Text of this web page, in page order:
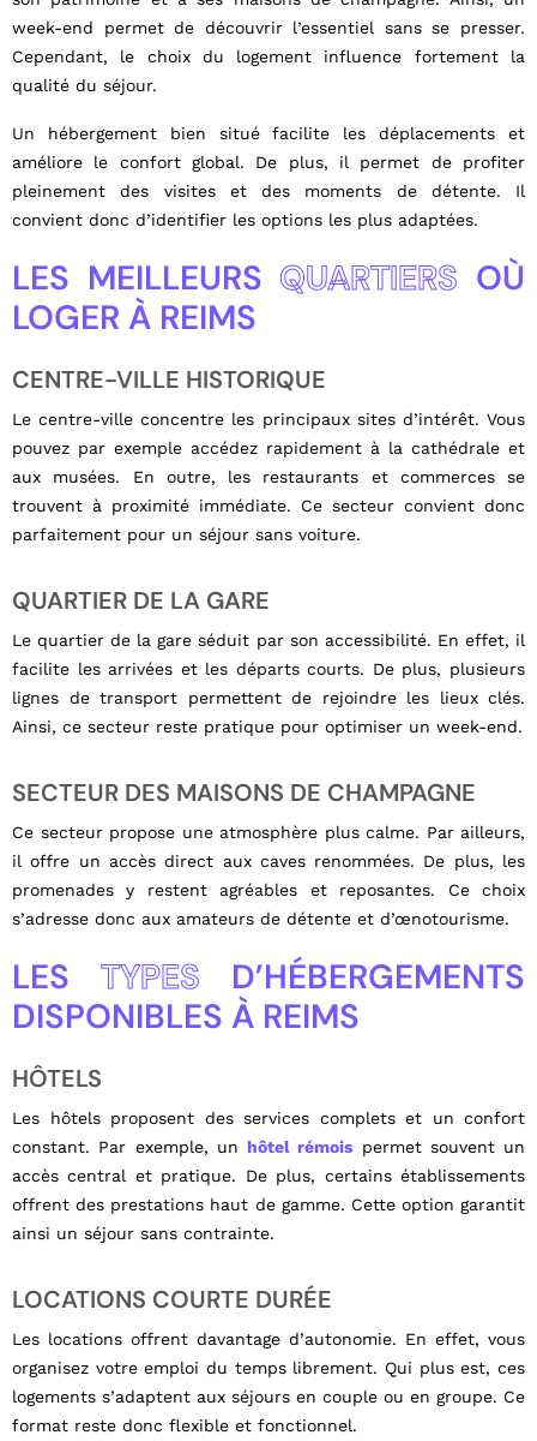
week-end permet de découvrir l’essentiel sans se presser.
Cependant, le choix du logement influence fortement la
qualité du séjour.
Un hébergement bien situé facilite les déplacements et
améliore le confort global. De plus, il permet de profiter
pleinement des visites et des moments de détente. Il
convient donc d’identifier les options les plus adaptées.
LES MEILLEURSQUARTIERS OÙ
LOGER À REIMS
CENTRE-VILLE HISTORIQUE
Le centre-ville concentre les principaux sites d’intérêt. Vous
pouvez par exemple accédez rapidement à la cathédrale et
aux musées. En outre, les restaurants et commerces se
trouvent à proximité immédiate. Ce secteur convient donc
parfaitement pour un séjour sans voiture.
QUARTIER DE LA GARE
Le quartier de la gare séduit par son accessibilité. En effet, il
facilite les arrivées et les départs courts. De plus, plusieurs
lignes de transport permettent de rejoindre les lieux clés.
Ainsi, ce secteur reste pratique pour optimiser un week-end.
SECTEUR DES MAISONS DE CHAMPAGNE
Ce secteur propose une atmosphère plus calme. Par ailleurs,
il offre un accès direct aux caves renommées. De plus, les
promenades y restent agréables et reposantes. Ce choix
s’adresse donc aux amateurs de détente et d’œnotourisme.
LES TYPES D’HÉBERGEMENTS
DISPONIBLES À REIMS
HÔTELS
Les hôtels proposent des services complets et un confort
constant. Par exemple, un hôtel rémois permet souvent un
accès central et pratique. De plus, certains établissements
offrent des prestations haut de gamme. Cette option garantit
ainsi un séjour sans contrainte.
LOCATIONS COURTE DURÉE
Les locations offrent davantage d’autonomie. En effet, vous
organisez votre emploi du temps librement. Qui plus est, ces
logements s’adaptent aux séjours en couple ou en groupe. Ce
format reste donc flexible et fonctionnel.